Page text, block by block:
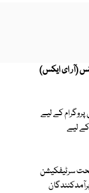
کے لیے30 دسمبر2017 تک مکمل طور پر ریکس (آر ای ایکس)
کے لیے
لیے
تحت سرٹیفکیشن